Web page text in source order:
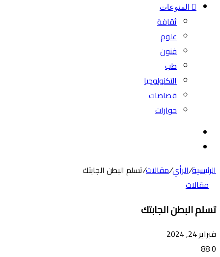
المنوعات
ثقافة
علوم
فنون
طب
التكنولوجيا
قصاصات
حوارات
المظلم
الرئيسية/الرأي/مقالات/تسلم البطن الجابتك
مقالات
تسلم البطن الجابتك
فبراير 24, 2024
0